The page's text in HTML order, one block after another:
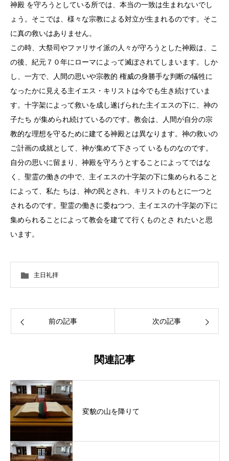
神殿 を守ろうとしている所では、本当の一致は生まれないでし
ょう。そこでは、様々な宗教による対立が生まれるのです。そこ
に真の救いはありません。
この時、大祭司やファリサイ派の人々が守ろうとした神殿は、こ
の後、紀元７０年にローマによって滅ぼされてしまいます。しか
し、一方で、人間の思いや宗教的 権威の身勝手な判断の犠牲に
なったかに見える主イエス・キリストは今でも生き続けていま
す。十字架によって救いを成し遂げられた主イエスの下に、神の
子たち が集められ続けているのです。教会は、人間が自分の宗
教的な理想を守るために建てる神殿とは異なります。神の救いの
ご計画の成就として、神が集めて下さって いるものなのです。
自分の思いに留まり、神殿を守ろうとすることによってではな
く、聖霊の働きの中で、主イエスの十字架の下に集められること
によって、私た ちは、神の民とされ、キリストのもとに一つと
されるのです。聖霊の働きに委ねつつ、主イエスの十字架の下に
集められることによって教会を建てて行くものとさ れたいと思
います。
主日礼拝
前の記事 次の記事
関連記事
変貌の山を降りて